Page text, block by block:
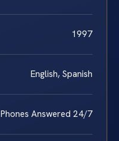
1997
English, Spanish
Phones Answered 24/7